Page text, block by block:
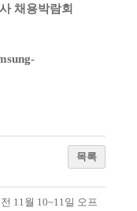
채용박람회
목록
11월 10~11일 오프